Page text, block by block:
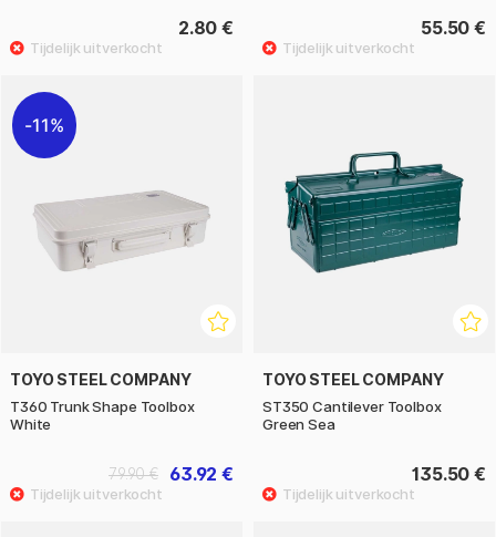
2.80 € 55.50 €
11%
TOYO STEEL COMPANY
T360 Trunk Shape Toolbox
White
63.92 €
79.90 €
TOYO STEEL COMPANY
ST350 Cantilever Toolbox
Green Sea
135.50 €